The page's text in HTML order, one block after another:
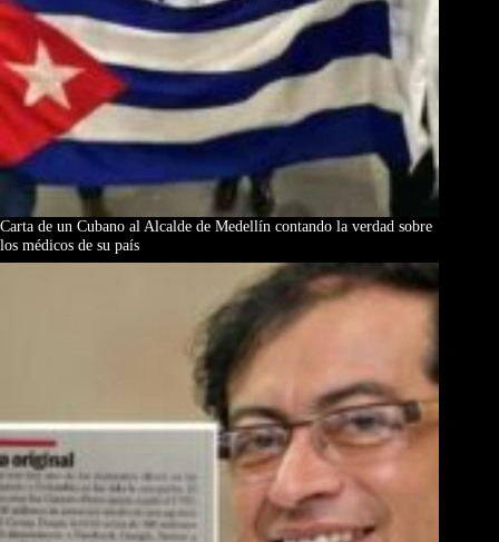
Carta de un Cubano al Alcalde de Medellín contando la verdad sobre
los médicos de su país